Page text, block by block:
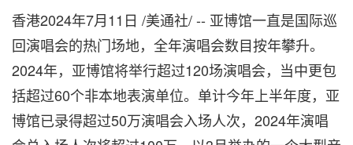
香港2024年7月11日 /美通社/ -- 亚博馆一直是国际巡
回演唱会的热门场地，全年演唱会数目按年攀升。
2024年，亚博馆将举行超过120场演唱会，当中更包
括超过60个非本地表演单位。单计今年上半年度，亚
博馆已录得超过50万演唱会入场人次，2024年演唱